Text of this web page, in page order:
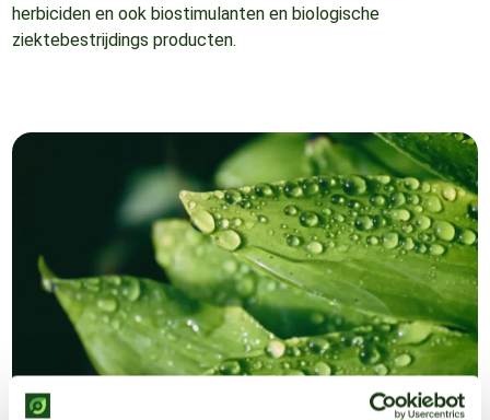
herbiciden en ook biostimulanten en biologische
ziektebestrijdings producten.